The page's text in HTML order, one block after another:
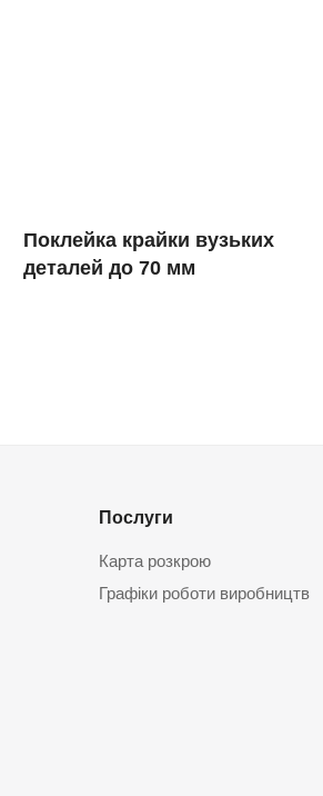
Поклейка крайки вузьких
деталей до 70 мм
Послуги
Карта розкрою
Графіки роботи виробництв